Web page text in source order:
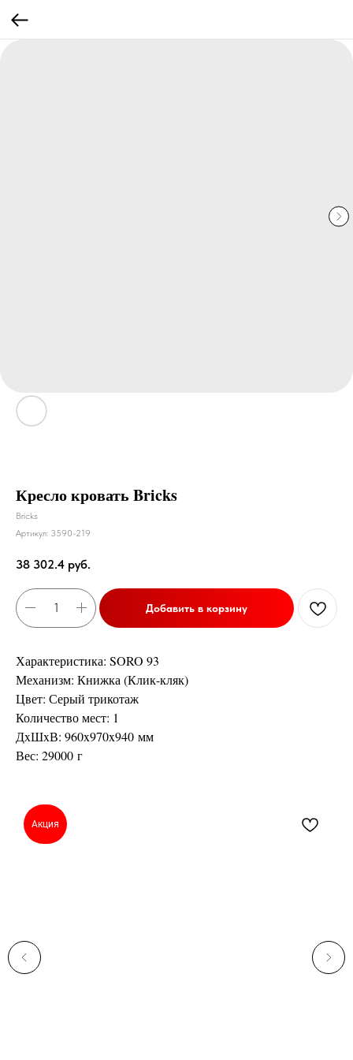
Кресло кровать Bricks
Bricks
Артикул: 3590-219
38 302.4 руб.
Добавить в корзину
Характеристика: SORO 93
Механизм: Книжка (Клик-кляк)
Цвет: Серый трикотаж
Количество мест: 1
ДxШxВ: 960x970x940 мм
Вес: 29000 г
Акция